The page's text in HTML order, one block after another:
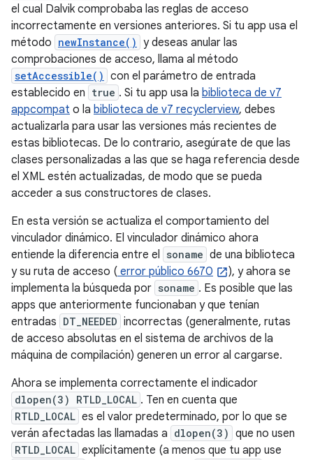
el cual Dalvik comprobaba las reglas de acceso
incorrectamente en versiones anteriores. Si tu app usa el
método newInstance() y deseas anular las
comprobaciones de acceso, llama al método
setAccessible() con el parámetro de entrada
establecido en true . Si tu app usa la biblioteca de v7
appcompat o la biblioteca de v7 recyclerview, debes
actualizarla para usar las versiones más recientes de
estas bibliotecas. De lo contrario, asegúrate de que las
clases personalizadas a las que se haga referencia desde
el XML estén actualizadas, de modo que se pueda
acceder a sus constructores de clases.
En esta versión se actualiza el comportamiento del
vinculador dinámico. El vinculador dinámico ahora
entiende la diferencia entre el soname de una biblioteca
y su ruta de acceso ( error público 6670
), y ahora se
implementa la búsqueda por soname . Es posible que las
apps que anteriormente funcionaban y que tenían
entradas DT_NEEDED incorrectas (generalmente, rutas
de acceso absolutas en el sistema de archivos de la
máquina de compilación) generen un error al cargarse.
Ahora se implementa correctamente el indicador
dlopen(3) RTLD_LOCAL . Ten en cuenta que
RTLD_LOCAL es el valor predeterminado, por lo que se
verán afectadas las llamadas a dlopen(3) que no usen
RTLD_LOCAL explícitamente (a menos que tu app use